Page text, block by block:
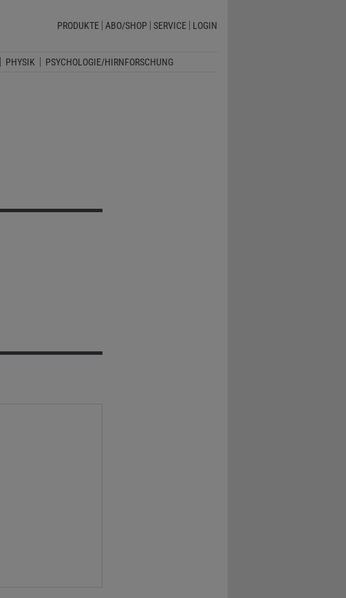
PRODUKTE ABO/SHOP SERVICE LOGIN
PHYSIK PSYCHOLOGIE/HIRNFORSCHUNG